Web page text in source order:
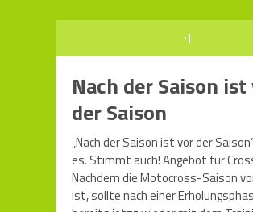
Nach der Saison
der Saison
„Nach der Saison ist vor der
es. Stimmt auch! Angebot für
Nachdem die Motocross-Saison
ist, sollte nach einer